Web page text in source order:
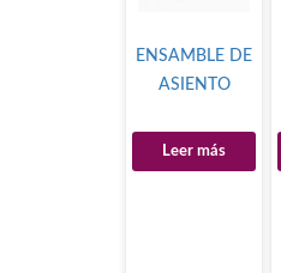
ENSAMBLE DE
ASIENTO
Leer más